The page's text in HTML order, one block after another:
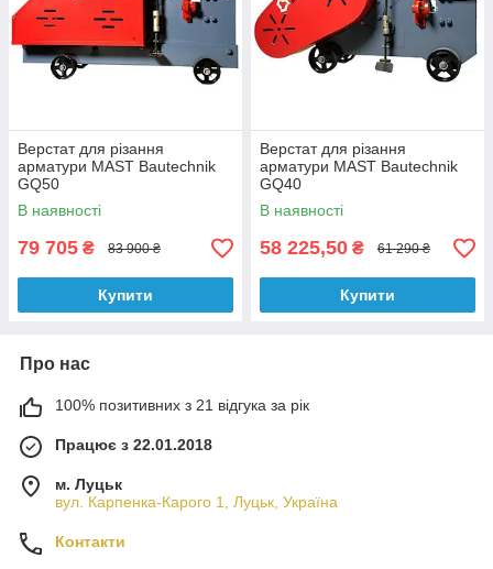
Верстат для різання
арматури MAST Bautechnik
GQ50
В наявності
79 705 ₴ 83 900 ₴
Купити
Верстат для різання
арматури MAST Bautechnik
GQ40
В наявності
58 225,50 ₴ 61 290 ₴
Купити
Про нас
100% позитивних з 21 відгука за рік
Працює з 22.01.2018
м. Луцьк
вул. Карпенка-Карого 1, Луцьк, Україна
Контакти